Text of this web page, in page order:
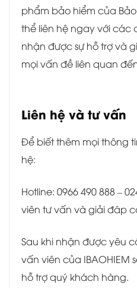
phẩm bảo hiểm của
thể liên hệ ngay với các
nhận được sự hỗ trợ và
mọi vấn đề liên quan
Liên hệ và tư vấn
Để biết thêm mọi thông
hệ:
Hotline: 0966 490 888 –
viên tư vấn và giải đáp
Sau khi nhận được yêu
vấn viên của IBAOHIEM
hỗ trợ quý khách hàng.